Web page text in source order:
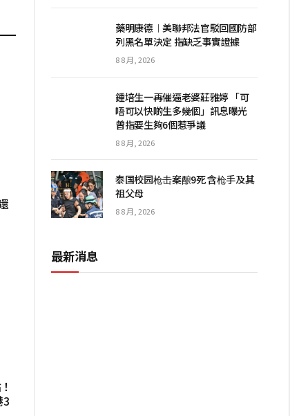
3
藥明康德︱美聯邦法官駁回國防部
列黑名單決定 指缺乏事實證據
8 8 月, 2026
鍾培生一再催逼老婆莊雅婷 「可
唔可以快啲生多幾個」訊息曝光
曾指要生夠6個惹爭議
8 8 月, 2026
泰国校园枪击案酿9死 含枪手及其
祖父母
8 8 月, 2026
最新消息